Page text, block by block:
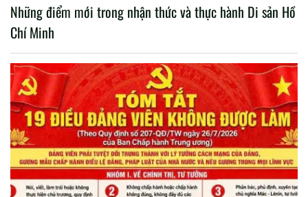
Những điểm mới trong nhận thức và thực hành Di sản Hồ
Chí Minh